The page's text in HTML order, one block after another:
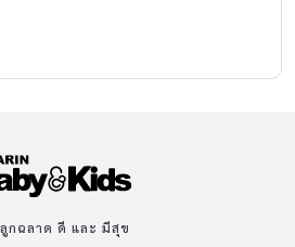
กฉลาด ดี และ มีสุข